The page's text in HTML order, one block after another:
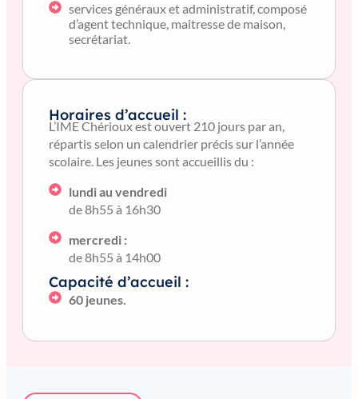
services généraux et administratif, composé
d’agent technique, maitresse de maison,
secrétariat.
Horaires d’accueil :
L’IME Chérioux est ouvert 210 jours par an,
répartis selon un calendrier précis sur l’année
scolaire. Les jeunes sont accueillis du :
lundi au vendredi
de 8h55 à 16h30
mercredi :
de 8h55 à 14h00
Capacité d’accueil :
60 jeunes.